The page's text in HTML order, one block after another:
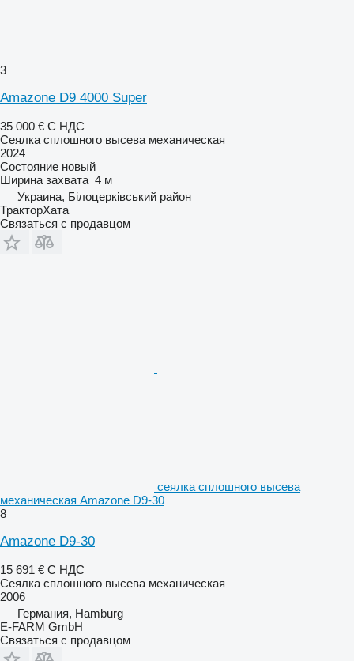
3
Amazone D9 4000 Super
35 000 € С НДС
Сеялка сплошного высева механическая
2024
Состояние новый
Ширина захвата 4 м
Украина, Білоцерківський район
ТракторХата
Связаться с продавцом
сеялка сплошного высева
механическая Amazone D9-30
8
Amazone D9-30
15 691 € С НДС
Сеялка сплошного высева механическая
2006
Германия, Hamburg
E-FARM GmbH
Связаться с продавцом